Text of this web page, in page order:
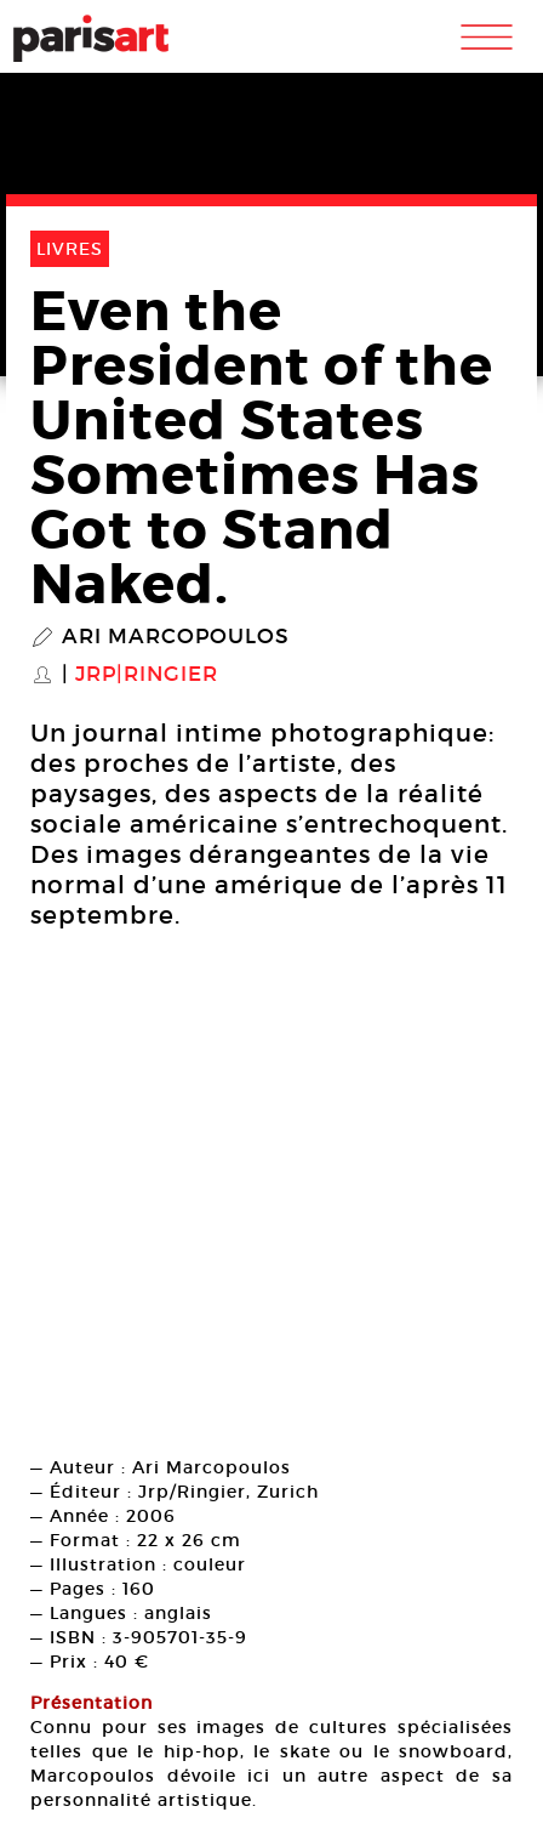
m
LIVRES
Even the
President of the
United States
Sometimes Has
Got to Stand
Naked.
P ARI MARCOPOULOS
S JRP|RINGIER
Un journal intime photographique:
des proches de l’artiste, des
paysages, des aspects de la réalité
sociale américaine s’entrechoquent.
Des images dérangeantes de la vie
normal d’une amérique de l’après 11
septembre.
— Auteur : Ari Marcopoulos
— Éditeur : Jrp/Ringier, Zurich
— Année : 2006
— Format : 22 x 26 cm
— Illustration : couleur
— Pages : 160
— Langues : anglais
— ISBN : 3-905701-35-9
— Prix : 40 €
Présentation
Connu pour ses images de cultures spécialisées
telles que le hip-hop, le skate ou le snowboard,
Marcopoulos dévoile ici un autre aspect de sa
personnalité artistique.